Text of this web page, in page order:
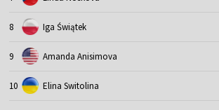
8 Iga Świątek
9 Amanda Anisimova
10 Elina Switolina